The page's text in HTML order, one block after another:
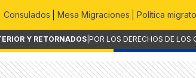
Consulados Mesa Migraciones Política
Y RETORNADOS POR LOS DERECHOS DE LOS